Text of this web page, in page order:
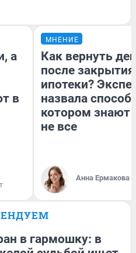
а
в
МНЕНИЕ
Как вернуть
после закрытия
ипотеки?
назвала
котором знают
не все
Анна Ермакова
в гармошку: в